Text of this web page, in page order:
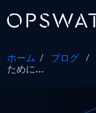
ホーム / ブログ /
ために...